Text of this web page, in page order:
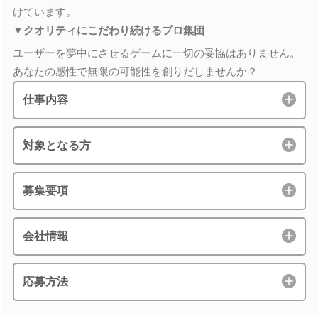
けています。
▼クオリティにこだわり続けるプロ集団
ユーザーを夢中にさせるゲームに一切の妥協はありません。
あなたの感性で無限の可能性を創りだしませんか？
仕事内容
対象となる方
募集要項
会社情報
応募方法